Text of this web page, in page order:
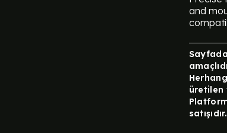
and
üretilen
satışıdır.